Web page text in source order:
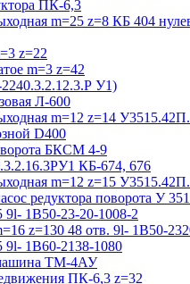
ПК-6,3
m=25 z=8 КБ 404
z=22
m=3 z=42
У1)
Л-600
m=12 z=14
D400
БКСМ 4-9
КБ-674, 676
m=12 z=15
редуктора поворота У
1B50-23-20-1008-2
z=130 48 отв. 9l- 1B50-
1B60-2138-1080
ТМ-4АУ
ПК-6,3 z=32